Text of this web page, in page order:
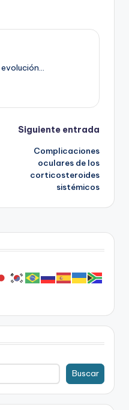
Siguiente entrada
Complicaciones
oculares de los
corticosteroides
sistémicos
Buscar